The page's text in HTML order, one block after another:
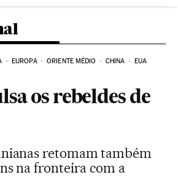
EUROPA ORIENTE MÉDIO CHINA EUA
os rebeldes de
retomam também
na fronteira com a